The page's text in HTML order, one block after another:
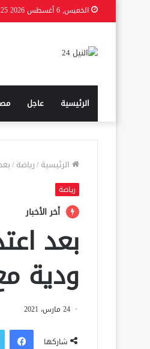
الخميس, 6 أغسطس 2026 3:25 م
الرئيسية عاجل
الرئيسية/رياضة/
رياضة
أخر الأخبار
بعد
ودية
24 مارس، 2021
شاركها
فيسبوك